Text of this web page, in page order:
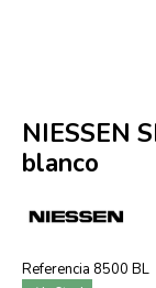
NIESSEN
blanco
Referencia 8500 BL